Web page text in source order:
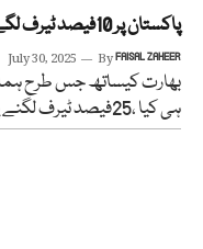
پاکستان پر 10فیصد ٹیرف لگے گا، مفتاح اسماعیل
July 30, 2025 ByFAISAL ZAHEER
بھارت کیساتھ جس طرح
ہی کیا ،25فیصد ٹیرف لگنے پر خوش ہوں